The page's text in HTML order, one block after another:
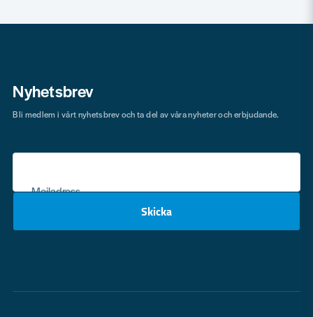
Nyhetsbrev
Mejladress
Skicka
Bli medlem i vårt nyhetsbrev och ta del av våra nyheter och erbjudande.